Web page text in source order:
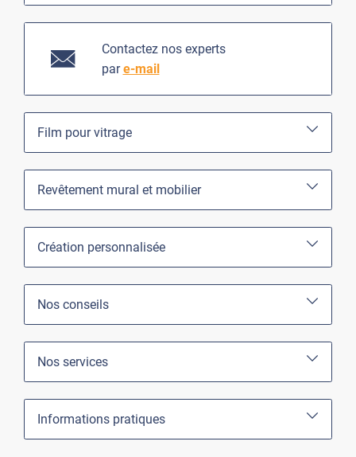
Contactez nos experts
pare-mail
Film pour vitrage
Revêtement mural et mobilier
Création personnalisée
Nos conseils
Nos services
Informations pratiques